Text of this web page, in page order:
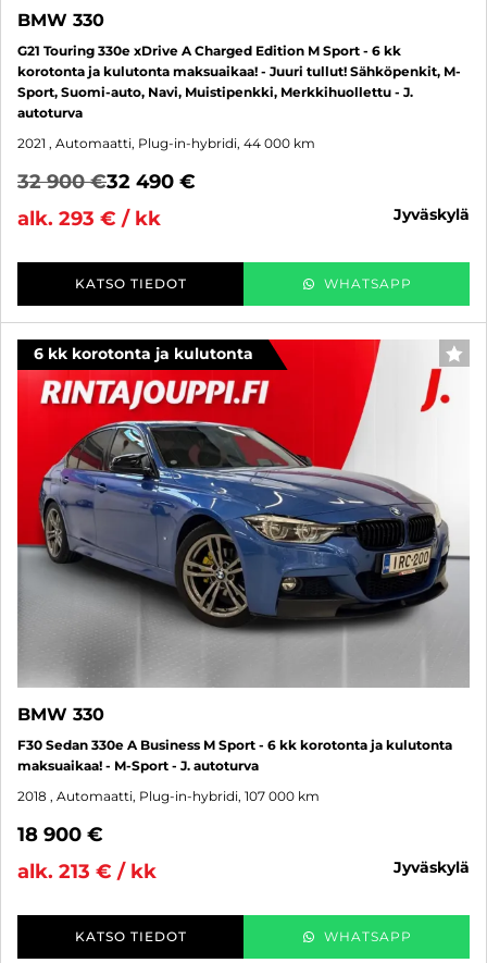
BMW 330
G21 Touring 330e xDrive A Charged Edition M Sport - 6 kk
korotonta ja kulutonta maksuaikaa! - Juuri tullut! Sähköpenkit, M-
Sport, Suomi-auto, Navi, Muistipenkki, Merkkihuollettu - J.
autoturva
2021 , Automaatti, Plug-in-hybridi, 44 000 km
32 900 €32 490 €
alk. 293 € / kk
jyväskylä
KATSO TIEDOT WHATSAPP
6 kk korotonta ja kulutonta
BMW 330
F30 Sedan 330e A Business M Sport - 6 kk korotonta ja kulutonta
maksuaikaa! - M-Sport - J. autoturva
2018 , Automaatti, Plug-in-hybridi, 107 000 km
18 900 €
alk. 213 € / kk
jyväskylä
KATSO TIEDOT WHATSAPP